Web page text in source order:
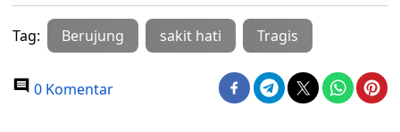
Tag: Berujung sakit hati Tragis
0 Komentar